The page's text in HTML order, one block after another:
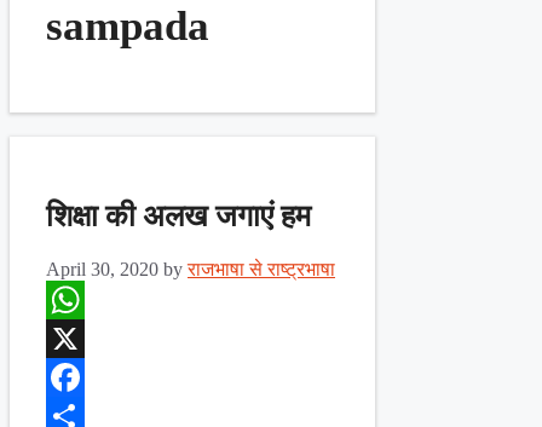
sampada
शिक्षा की अलख जगाएं हम
April 30, 2020 byराजभाषा से राष्ट्रभाषा
WhatsApp
X
Facebook